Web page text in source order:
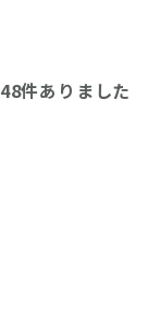
48件ありました